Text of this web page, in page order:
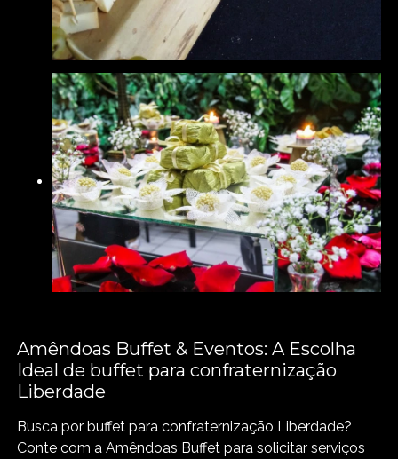
Amêndoas Buffet & Eventos: A Escolha
Ideal de buffet para confraternização
Liberdade
Busca por buffet para confraternização Liberdade?
Conte com a Amêndoas Buffet para solicitar serviços